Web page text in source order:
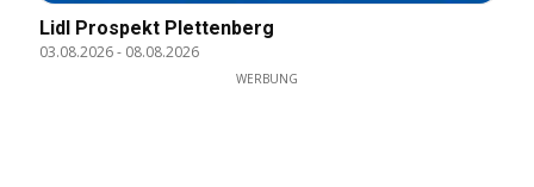
Lidl Prospekt Plettenberg
03.08.2026- 08.08.2026
WERBUNG